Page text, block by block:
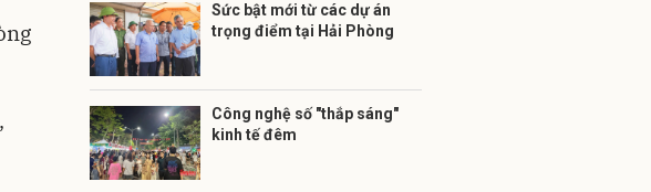
Sức bật mới từ các dự án
trọng điểm tại Hải Phòng
Công nghệ số "thắp sáng"
kinh tế đêm